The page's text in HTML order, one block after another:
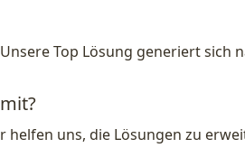
Top Lösung generiert sich
helfen uns, die Lösungen zu